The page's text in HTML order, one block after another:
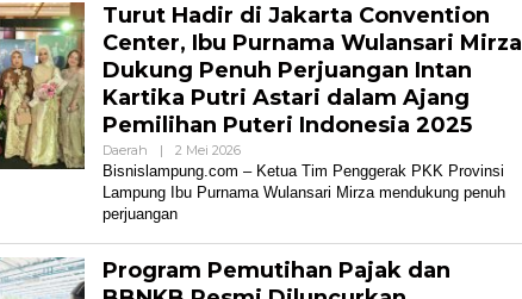
Turut Hadir di Jakarta Convention
Center, Ibu Purnama Wulansari Mirza
Dukung Penuh Perjuangan Intan
Kartika Putri Astari dalam Ajang
Pemilihan Puteri Indonesia 2025
Daerah | 2 Mei 2026Oleh
Bisnis
Lampung
Bisnislampung.com – Ketua Tim Penggerak PKK Provinsi
Lampung Ibu Purnama Wulansari Mirza mendukung penuh
perjuangan
Program Pemutihan Pajak dan